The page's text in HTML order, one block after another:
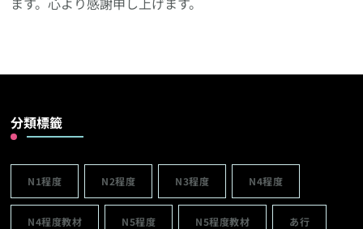
分類標籤
N1程度 N2程度 N3程度 N4程度
N4程度教材 N5程度 N5程度教材 あ行